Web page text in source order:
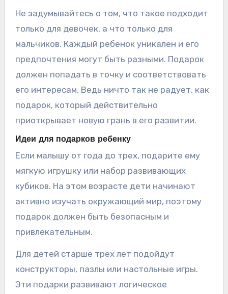
Не задумывайтесь о том, что такое подходит
только для девочек, а что только для
мальчиков. Каждый ребенок уникален и его
предпочтения могут быть разными. Подарок
должен попадать в точку и соответствовать
его интересам. Ведь ничто так не радует, как
подарок, который действительно
приоткрывает новую грань в его развитии.
Идеи для подарков ребенку
Если малышу от года до трех, подарите ему
мягкую игрушку или набор развивающих
кубиков. На этом возрасте дети начинают
активно изучать окружающий мир, поэтому
подарок должен быть безопасным и
привлекательным.
Для детей старше трех лет подойдут
конструкторы, пазлы или настольные игры.
Эти подарки развивают логическое